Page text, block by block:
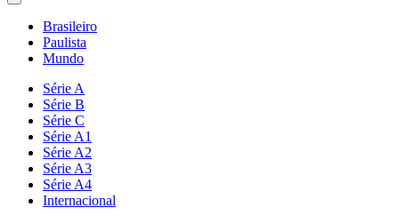
Brasileiro
Paulista
Mundo
Série A
Série B
Série C
Série A1
Série A2
Série A3
Série A4
Internacional